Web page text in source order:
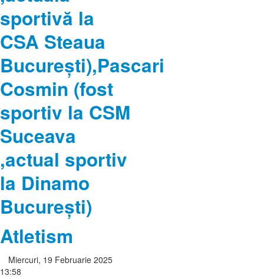
sportivă la
CSA Steaua
București),Pascari
Cosmin (fost
sportiv la CSM
Suceava
,actual sportiv
la Dinamo
București)
Atletism
Miercuri, 19 Februarie 2025
13:58